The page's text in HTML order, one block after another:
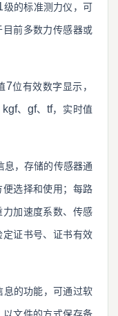
级的标准测力仪，可
前多数力传感器或
7位有效数字显示，
kgf、 gf、 tf，实时值
息，存储的传感器通
选择和使用；每路
加速度系数、传感
证书号、证书有效
息的功能，可通过软